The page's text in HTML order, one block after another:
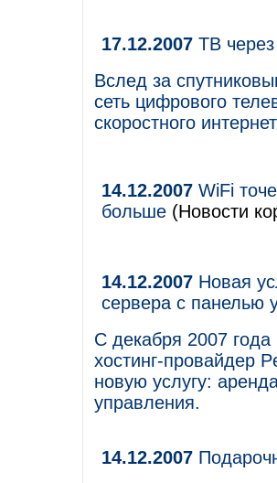
17.12.2007 ТВ
Вслед за
сеть цифрового
скоростного
14.12.2007 WiFi
больше (Новости
14.12.2007 Новая
сервера с панелью
С декабря 2007
хостинг-провайдер
новую услугу:
управления.
14.12.2007